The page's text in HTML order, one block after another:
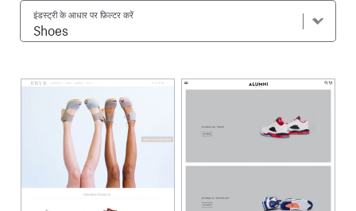
इंडस्ट्री के आधार पर फ़िल्टर करें